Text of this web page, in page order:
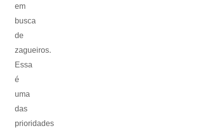
em
busca
de
zagueiros.
Essa
é
uma
das
prioridades